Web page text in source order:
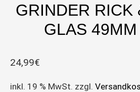
GRINDER RICK
GLAS
24,99€
inkl. 19 % MwSt. zzgl.